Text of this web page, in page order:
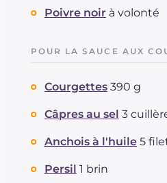
Poivre noir à volonté
POUR LA SAUCE AUX
Courgettes 390 g
Câpres au sel 3
Anchois à l'huile 5
Persil 1 brin